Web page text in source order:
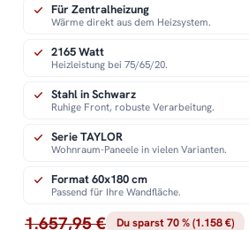
1.657,95 € Du sparst 70 % (1.158 €)
Für Zentralheizung
Wärme direkt aus dem Heizsystem.
2165 Watt
Heizleistung bei 75/65/20.
Stahl in Schwarz
Ruhige Front, robuste Verarbeitung.
Serie TAYLOR
Wohnraum-Paneele in vielen Varianten.
Format 60x180 cm
Passend für Ihre Wandfläche.